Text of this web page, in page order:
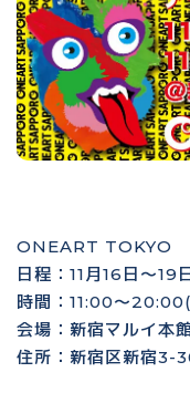
ONEART TOKYO
日程：11月16日〜19日
時間：11:00〜
会場：新宿マルイ本
住所：新宿区新宿3-